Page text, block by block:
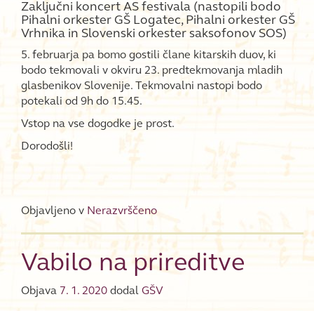
Zaključni koncert AS festivala (nastopili bodo
Pihalni orkester GŠ Logatec, Pihalni orkester GŠ
Vrhnika in Slovenski orkester saksofonov SOS)
5. februarja pa bomo gostili člane kitarskih duov, ki
bodo tekmovali v okviru 23. predtekmovanja mladih
glasbenikov Slovenije. Tekmovalni nastopi bodo
potekali od 9h do 15.45.
Vstop na vse dogodke je prost.
Dorodošli!
Objavljeno v Nerazvrščeno
Vabilo na prireditve
Objava 7. 1. 2020 dodal GŠV